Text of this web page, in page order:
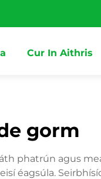
Cur In Aithris
gorm
phatrún agus
éagsúla.